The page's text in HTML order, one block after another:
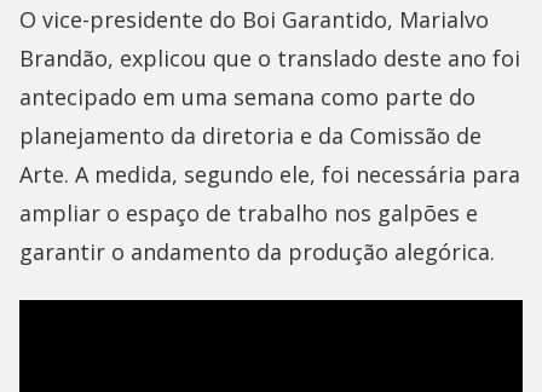
O vice-presidente do Boi Garantido, Marialvo
Brandão, explicou que o translado deste ano foi
antecipado em uma semana como parte do
planejamento da diretoria e da Comissão de
Arte. A medida, segundo ele, foi necessária para
ampliar o espaço de trabalho nos galpões e
garantir o andamento da produção alegórica.